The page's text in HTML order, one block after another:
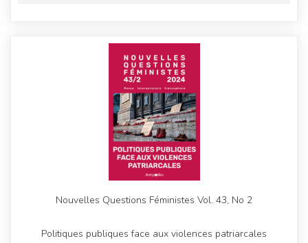
Nouvelles Questions Féministes Vol. 43, No 2
Politiques publiques face aux violences patriarcales